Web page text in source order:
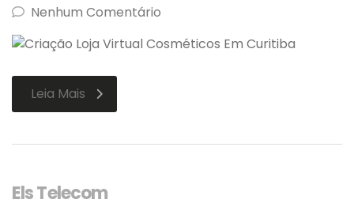
Nenhum Comentário
Leia Mais
Els Telecom